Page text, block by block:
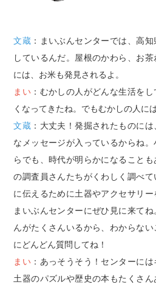
文蔵 ：まいぶんセンターでは、高
しているんだ。屋根のかわら、お
には、お米も発見されるよ。
まい ：むかしの人がどんな生活を
くなってきたね。でもむかしの人に
文蔵 ：大丈夫！発掘されたものに
なメッセージが入っているからね
らでも、時代が明らかになること
の調査員さんたちがくわしく調べ
に伝えるために土器やアクセサリー
まいぶんセンターにぜひ見に来て
んがたくさんいるから、わからな
にどんどん質問してね！
まい ：あっそうそう！センターに
土器のパズルや歴史の本もたくさ